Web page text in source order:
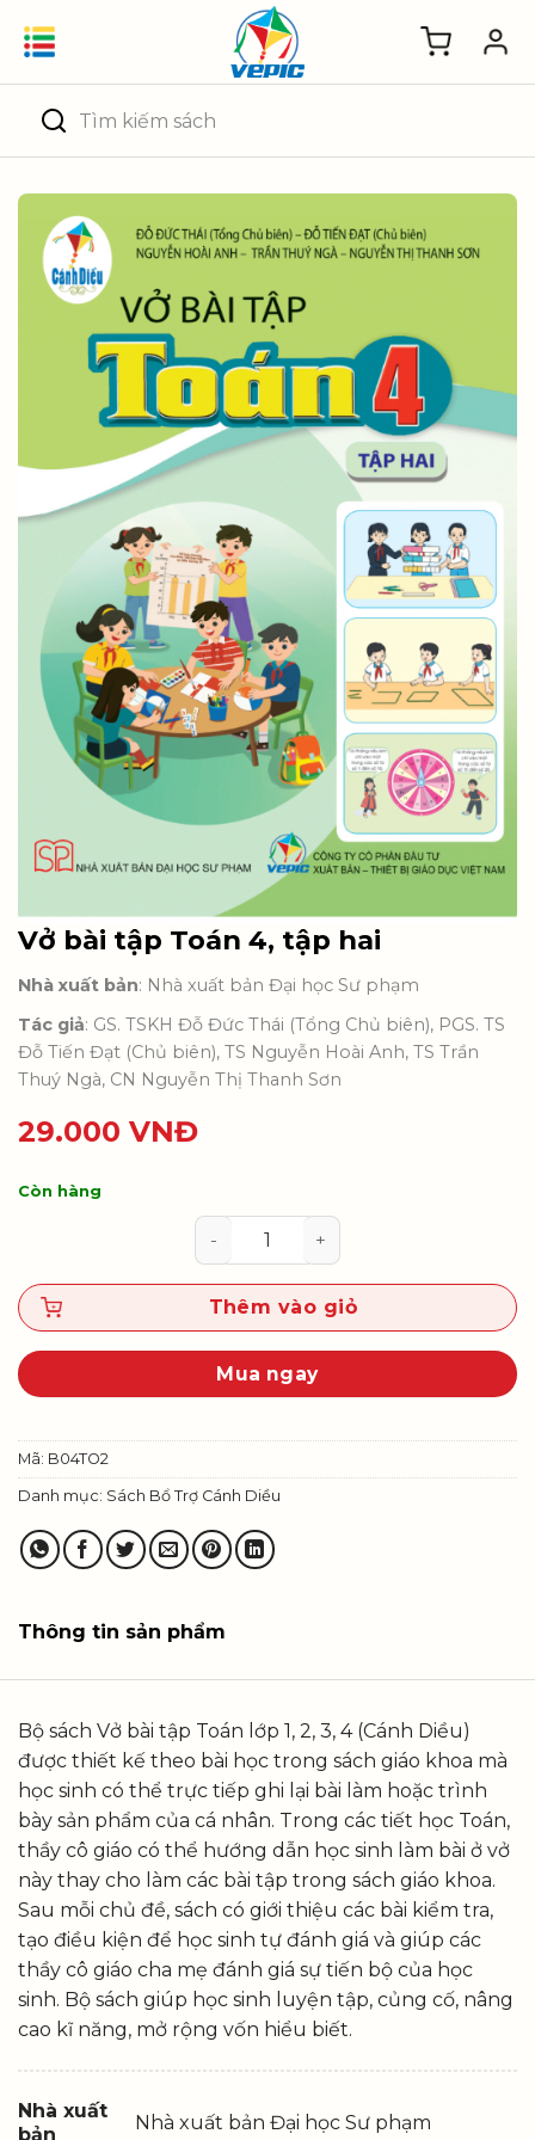
Tìm
kiếm:
Vở bài tập Toán 4, tập hai
Nhà xuất bản: Nhà xuất bản Đại học Sư phạm
Tác giả: GS. TSKH Đỗ Đức Thái (Tổng Chủ biên), PGS. TS
Đỗ Tiến Đạt (Chủ biên), TS Nguyễn Hoài Anh, TS Trần
Thuý Ngà, CN Nguyễn Thị Thanh Sơn
29.000 VNĐ
Còn hàng
Vở bài tập Toán 4, tập hai số
Thêm vào giỏ
Mua ngay
Mã: B04TO2
Danh mục: Sách Bổ Trợ Cánh Diều
Thông tin sản phẩm
Bộ sách Vở bài tập Toán lớp 1, 2, 3, 4 (Cánh Diều)
được thiết kế theo bài học trong sách giáo khoa mà
học sinh có thể trực tiếp ghi lại bài làm hoặc trình
bày sản phẩm của cá nhân. Trong các tiết học Toán,
thầy cô giáo có thể hướng dẫn học sinh làm bài ở vở
này thay cho làm các bài tập trong sách giáo khoa.
Sau mỗi chủ đề, sách có giới thiệu các bài kiểm tra,
tạo điều kiện để học sinh tự đánh giá và giúp các
thầy cô giáo cha mẹ đánh giá sự tiến bộ của học
sinh. Bộ sách giúp học sinh luyện tập, củng cố, nâng
cao kĩ năng, mở rộng vốn hiểu biết.
Nhà xuất
bản
Nhà xuất bản Đại học Sư phạm